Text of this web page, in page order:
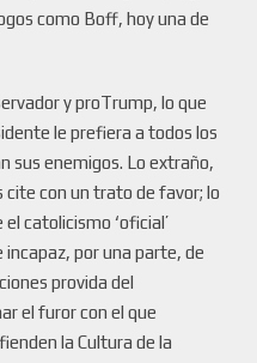
como Boff, hoy una de
y proTrump, lo que
le prefiera a todos los
sus enemigos. Lo extraño,
cite con un trato de favor; lo
catolicismo ‘oficial’
por una parte, de
provida del
el furor con el que
la Cultura de la